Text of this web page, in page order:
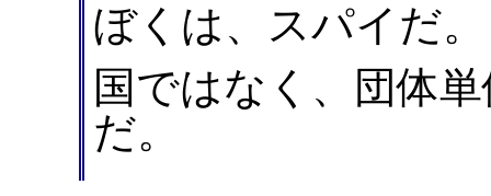
ぼくは、スパイだ。
国ではなく、団体
だ。